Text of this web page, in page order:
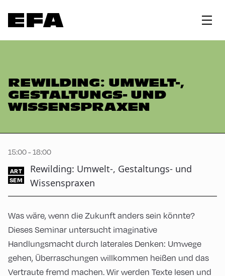
REWILDING: UMWELT-,
GESTALTUNGS- UND
WISSENSPRAXEN
15:00 - 18:00
ART
SEM
Rewilding: Umwelt-, Gestaltungs- und
Wissenspraxen
Was wäre, wenn die Zukunft anders sein könnte?
Dieses Seminar untersucht imaginative
Handlungsmacht durch laterales Denken: Umwege
gehen, Überraschungen willkommen heißen und das
Vertraute fremd machen. Wir werden Texte lesen und